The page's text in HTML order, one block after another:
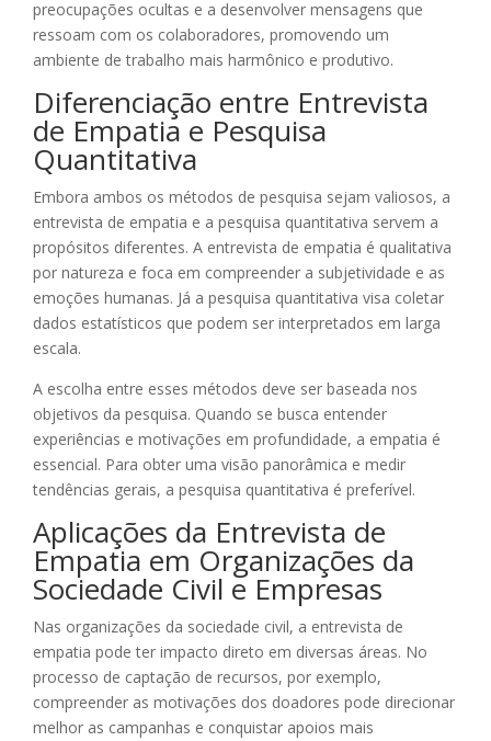
preocupações ocultas e a desenvolver mensagens que
ressoam com os colaboradores, promovendo um
ambiente de trabalho mais harmônico e produtivo.
Diferenciação entre Entrevista
de Empatia e Pesquisa
Quantitativa
Embora ambos os métodos de pesquisa sejam valiosos, a
entrevista de empatia e a pesquisa quantitativa servem a
propósitos diferentes. A entrevista de empatia é qualitativa
por natureza e foca em compreender a subjetividade e as
emoções humanas. Já a pesquisa quantitativa visa coletar
dados estatísticos que podem ser interpretados em larga
escala.
A escolha entre esses métodos deve ser baseada nos
objetivos da pesquisa. Quando se busca entender
experiências e motivações em profundidade, a empatia é
essencial. Para obter uma visão panorâmica e medir
tendências gerais, a pesquisa quantitativa é preferível.
Aplicações da Entrevista de
Empatia em Organizações da
Sociedade Civil e Empresas
Nas organizações da sociedade civil, a entrevista de
empatia pode ter impacto direto em diversas áreas. No
processo de captação de recursos, por exemplo,
compreender as motivações dos doadores pode direcionar
melhor as campanhas e conquistar apoios mais